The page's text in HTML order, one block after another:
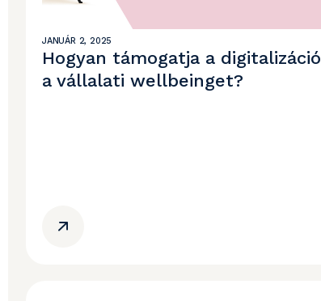
JANUÁR 2, 2025
Hogyan támogatja a digitalizáció
a vállalati wellbeinget?